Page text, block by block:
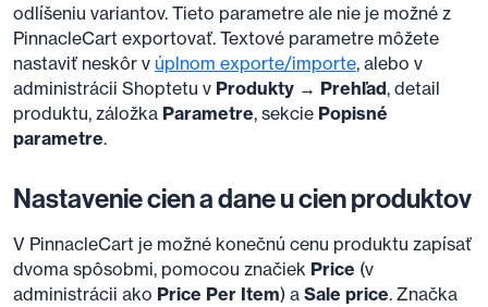
odlíšeniu variantov. Tieto parametre ale nie je možné z
PinnacleCart exportovať. Textové parametre môžete
nastaviť neskôr v úplnom exporte/importe, alebo v
administrácii Shoptetu v Produkty → Prehľad, detail
produktu, záložka Parametre, sekcie Popisné
parametre.
Nastavenie cien a dane u cien produktov
V PinnacleCart je možné konečnú cenu produktu zapísať
dvoma spôsobmi, pomocou značiek Price (v
administrácii ako Price Per Item) a Sale price. Značka